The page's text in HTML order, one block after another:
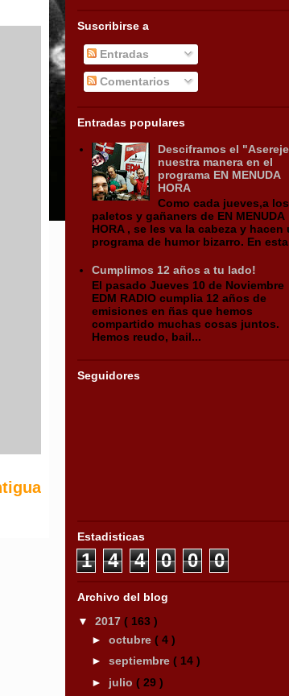
Suscribirse a
Entradas
Comentarios
Entradas populares
Desciframos el
nuestra manera en el
programa EN MENUDA
HORA
Como cada jueves,a los
paletos y gañaners de EN MENUDA
HORA , se les va la cabeza y hacen
programa de humor bizarro. En
Cumplimos 12 años a tu lado!
El pasado Jueves 10 de Noviembre
EDM RADIO cumplia 12 años de
emisiones en ñas que hemos
compartido muchas cosas juntos.
Hemos reudo, bail...
Seguidores
Estadisticas
1 4 4 0 0 0
Archivo del blog
▼ 2017 ( 163 )
► octubre ( 4 )
► septiembre ( 14 )
► julio ( 29 )